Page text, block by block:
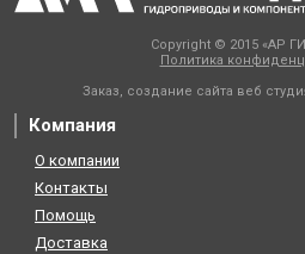
Copyright © 2015 «АР
Политика
Заказ, создание сайта веб
Компания
О компании
Контакты
Помощь
Доставка